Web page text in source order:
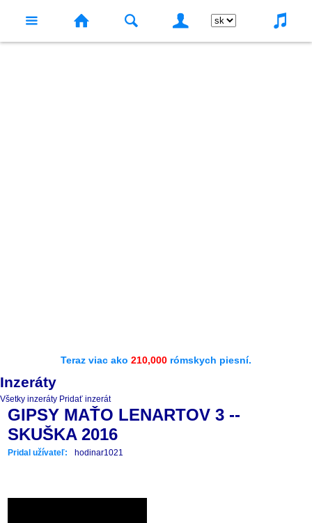
Teraz viac ako 210,000 rómskych piesní.
Inzeráty
Všetky inzeráty Pridať inzerát
GIPSY MAŤO LENARTOV 3 --
SKUŠKA 2016
Pridal užívateľ: hodinar1021